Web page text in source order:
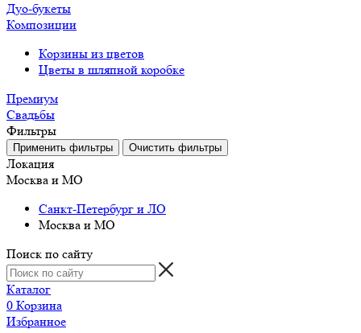
Дуо-букеты
Композиции
Корзины из цветов
Цветы в шляпной коробке
Премиум
Свадьбы
Фильтры
Локация
Москва и МО
Санкт-Петербург и ЛО
Москва и МО
Поиск по сайту
Каталог
0 Корзина
Избранное